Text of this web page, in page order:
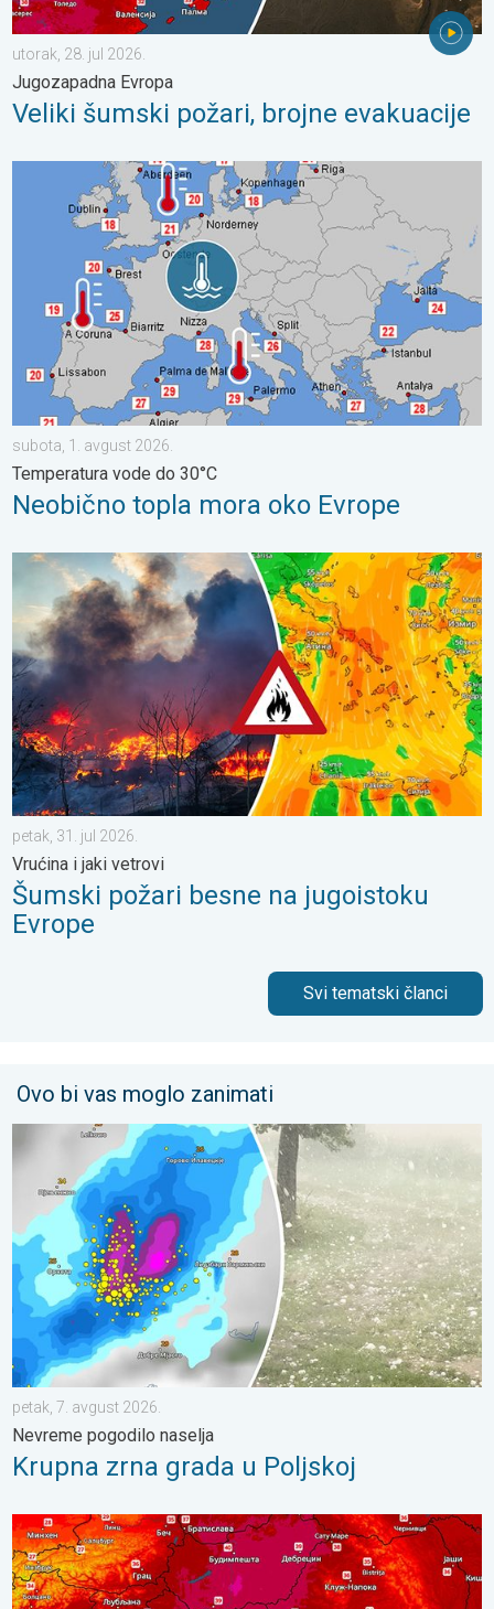
utorak, 28. jul 2026.
Jugozapadna Evropa
Veliki šumski požari, brojne evakuacije
Neobično topla mora oko Evrope. Temperatura vode do
subota, 1. avgust 2026.
Temperatura vode do 30°C
Neobično topla mora oko Evrope
Šumski požari besne na jugoistoku Evrope. Vrućina i jaki
petak, 31. jul 2026.
Vrućina i jaki vetrovi
Šumski požari besne na jugoistoku
Evrope
Svi tematski članci
Ovo bi vas moglo zanimati
Krupna zrna grada u Poljskoj. Nevreme pogodilo naselja. . .
petak, 7. avgust 2026.
Nevreme pogodilo naselja
Krupna zrna grada u Poljskoj
Sunčano, vrućine dostižu vrhunac. Ponegde i oko 40°C. . .